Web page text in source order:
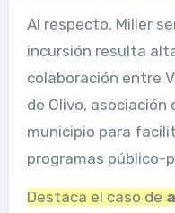
Al respecto, Miller
incursión resulta
colaboración entre
de Olivo,
municipio para
programas público-
Destaca el caso de